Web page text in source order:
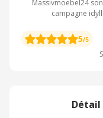
Massivmoebel24
campagne
5/5
Détail